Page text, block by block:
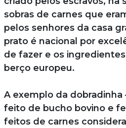
sobras de carnes que
pelos senhores da casa
prato é nacional por
de fazer e os
berço europeu.
A exemplo da dobradinha
feito de bucho bovino e
feitos de carnes